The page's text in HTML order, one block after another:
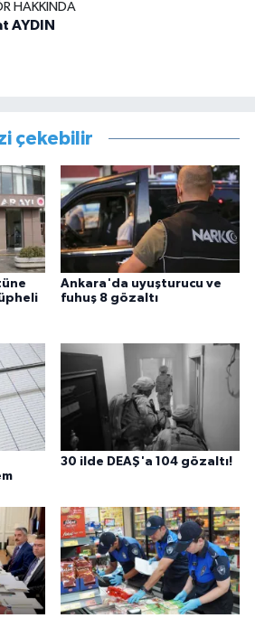
HAKKINDA
AYDIN
çekebilir
Ankara'da uyuşturucu ve
fuhuş 8 gözaltı
30 ilde DEAŞ'a 104 gözaltı!